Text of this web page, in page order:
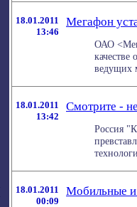
18.01.2011
13:46
Мегафон
ОАО
ведущих
18.01.2011
13:42
Смотрите -
Россия
18.01.2011
00:09
Мобильные и